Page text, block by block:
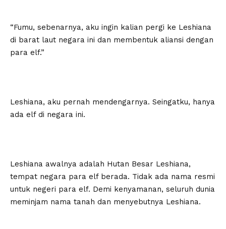
“Fumu, sebenarnya, aku ingin kalian pergi ke Leshiana
di barat laut negara ini dan membentuk aliansi dengan
para elf.”
Leshiana, aku pernah mendengarnya. Seingatku, hanya
ada elf di negara ini.
Leshiana awalnya adalah Hutan Besar Leshiana,
tempat negara para elf berada. Tidak ada nama resmi
untuk negeri para elf. Demi kenyamanan, seluruh dunia
meminjam nama tanah dan menyebutnya Leshiana.